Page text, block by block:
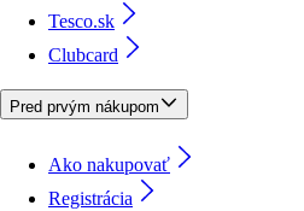
Tesco.sk
Clubcard
Pred prvým nákupom
Ako nakupovať
Registrácia